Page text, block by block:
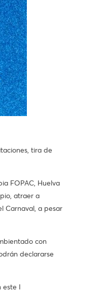
tira de
FOPAC, Huelva
atraer a
Carnaval, a pesar
con
declararse
este I